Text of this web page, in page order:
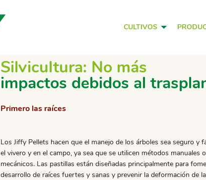
CULTIVOS
Silvicultura: No más
impactos debidos al
Primero las raíces
Los Jiffy Pellets hacen que el manejo de los árboles sea seguro y
el vivero y en el campo, ya sea que se utilicen métodos manuales o
mecánicos. Las pastillas están diseñadas principalmente para
desarrollo de raíces fuertes y sanas y prevenir la deformación de